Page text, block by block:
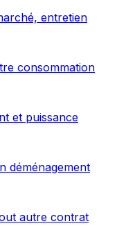
entretien
consommation
et puissance
déménagement
autre contrat